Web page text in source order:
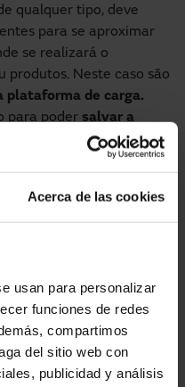
Acerca de las cookies
usan para personalizar
funciones de redes
compartimos
del sitio web con
publicidad y análisis
qualquer tipo, deve
para se aproximar
se realizará o
produtos. Neste caso são
plataforma de carga.
para poder salvar a
uma plataforma de carga
descarga. Além disso,
perante mercadorias
quinze toneladas em
em cargas estáticas.
primeira qualidade que
o acesso aos camiões.
a um sistema